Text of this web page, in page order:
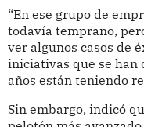
“En ese grupo de
todavía temprano,
ver algunos casos de
iniciativas que se han
años están teniendo
Sin embargo, indicó